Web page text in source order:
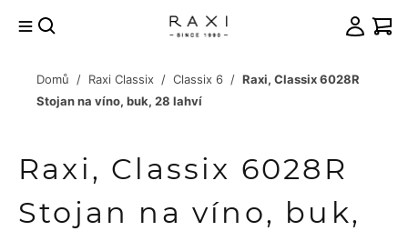
Domů / Raxi Classix / Classix 6 / Raxi, Classix 6028R
Stojan na víno, buk, 28 lahví
Raxi, Classix 6028R
Stojan na víno, buk,